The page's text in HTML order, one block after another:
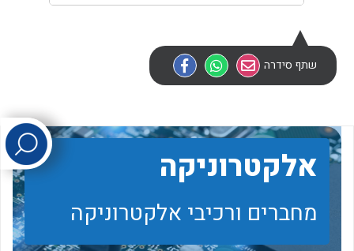
לכל מוצרי היצרן
לכל מוצרי היצרן לכל מוצרי היצרן
שתף סידרה
אלקטרוניקה
מחברים ורכיבי אלקטרוניקה